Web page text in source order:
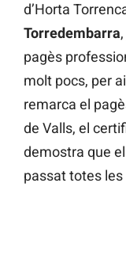
d’Horta
Torredembarra
pagès
molt pocs, per
remarca el
de Valls, el
demostra que
passat totes